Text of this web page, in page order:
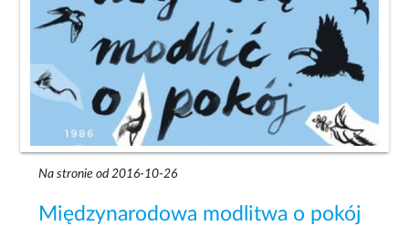
Na stronie od 2016-10-26
Międzynarodowa modlitwa o pokój